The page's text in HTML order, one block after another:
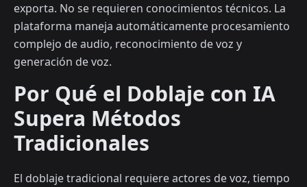
exporta. No se requieren conocimientos técnicos. La
plataforma maneja automáticamente procesamiento
complejo de audio, reconocimiento de voz y
generación de voz.
Por Qué el Doblaje con IA
Supera Métodos
Tradicionales
El doblaje tradicional requiere actores de voz, tiempo